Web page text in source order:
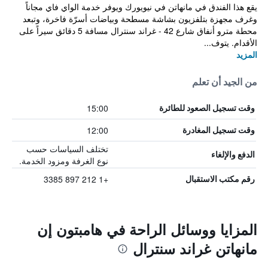
يقع هذا الفندق في مانهاتن في نيويورك ويوفر خدمة الواي فاي مجاناً
وغرف مجهزة بتلفزيون بشاشة مسطحة وبياضات أسرّة فاخرة، وتبعد
محطة مترو أنفاق شارع 42 - غراند سنترال مسافة 5 دقائق سيراً على
الأقدام. يتوف...
المزيد
من الجيد أن تعلم
وقت تسجيل الصعود للطائرة 15:00
وقت تسجيل المغادرة 12:00
الدفع والإلغاء
تختلف السياسات حسب
نوع الغرفة ومزود الخدمة.
رقم مكتب الاستقبال +1 212 897 3385
المزايا ووسائل الراحة في هامبتون إن
مانهاتن غراند سنترال